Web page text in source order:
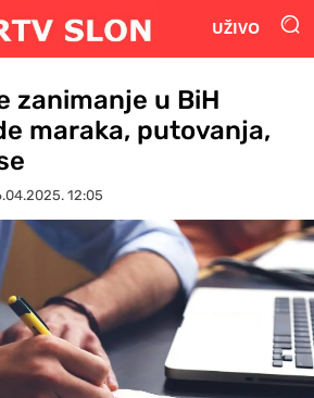
UŽIVO
zanimanje u BiH
maraka, putovanja,
12:05